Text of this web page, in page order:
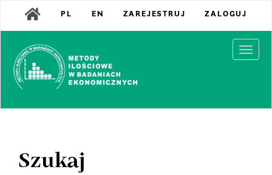
Main
Navigation
Content
Sidebar
PL EN ZAREJESTRUJ ZALOGUJ
Szukaj